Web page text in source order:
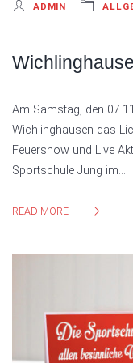
ADMIN
Am Samstag, den
Wichlinghausen das
Feuershow und Live
Sportschule Jung im…
READ MORE